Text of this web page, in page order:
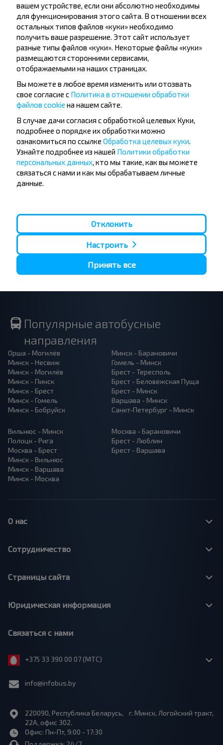
Стар Место пл.
ЗМК
Хотите
путешествовать
дешевле?
Не пропусти специальные акции, скидки и
другие интересные предложения INFOBUS.
Подпишись на получение новостей и
путешествуй с нами дешевле!
Подписаться
Популярные автобусные
направления
Орша - Могилёв
Минск - Несвиж
Минск - Могилёв
Минск - Пинск
Минск - Брест
Минск - Гомель
Минск - Бобруйск
Минск - Барановичи
Гомель - Минск
Брест - Тересполь
Брест - Беловежская Пуща
Брест - Минск
Варшава - Минск
Санкт-Петербург - Минск
Вильнюс - Минск
Полоцк - Рига
Москва - Брест
Минск - Вильнюс
Минск - Варшава
Минск - Москва
Москва - Барановичи
Брест - Люблин
Брест - Варшава
О нас
Сотрудничество
Страницы сайта
Юридическая информация
Связаться с нами
+375 33 390 00 07 (МТС)
info@infobus.by
220090, Республика Беларусь, г. Минск, Логойский тракт,
22А, офис 302.
Офис: Пн-Пт, 9:00 - 17:30
вашем устройстве, если они абсолютно необходимы
для функционирования этого сайта. В отношении всех
остальных типов файлов «куки» необходимо
получить ваше разрешение. Этот сайт использует
разные типы файлов «куки». Некоторые файлы «куки»
размещаются сторонними сервисами,
отображаемыми на наших страницах.
Вы можете в любое время изменить или отозвать
свое согласие с Политика в отношении обработки
файлов cookie на нашем сайте.
В случае дачи согласия с обработкой целевых Куки,
подробнее о порядке их обработки можно
ознакомиться по ссылке Обработка целевых куки.
Узнайте подробнее из нашей Политики обработки
персональных данных, кто мы такие, как вы можете
связаться с нами и как мы обрабатываем личные
данные.
Отклонить
Настроить
Принять все